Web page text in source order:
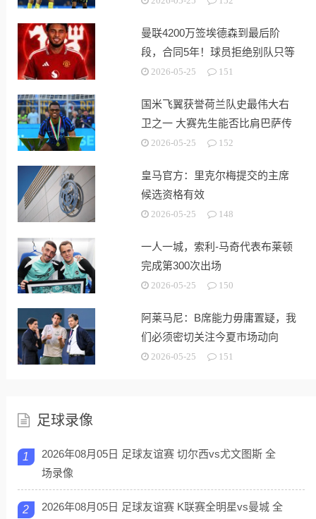
曼联4200万签埃德森到最后阶
段，合同5年！球员拒绝别队只等
红魔
2026-05-25 151
国米飞翼获誉荷兰队史最伟大右
卫之一 大赛先生能否比肩巴萨传
奇2026-05-25 152
皇马官方：里克尔梅提交的主席
候选资格有效
2026-05-25 148
一人一城，索利-马奇代表布莱顿
完成第300次出场
2026-05-25 150
阿莱马尼：B席能力毋庸置疑，我
们必须密切关注今夏市场动向
2026-05-25 151
足球录像
1
2026年08月05日 足球友谊赛 切尔西vs尤文图斯 全
场录像
2
2026年08月05日 足球友谊赛 K联赛全明星vs曼城 全